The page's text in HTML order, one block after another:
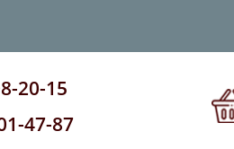
20-15
47-87